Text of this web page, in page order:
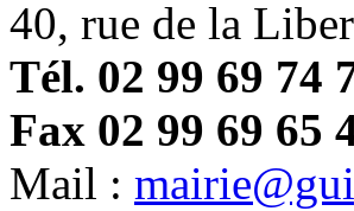
40, rue de la
Tél. 02 99 69 74
Fax 02 99 69 65
Mail :